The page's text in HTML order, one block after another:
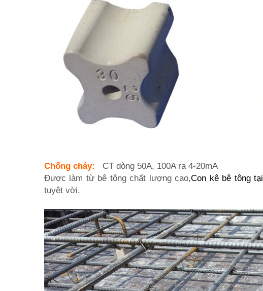
Chống cháy:
CT dòng 50A, 100A ra 4-20mA
Được làm từ bê tông chất lượng cao,Con kê bê tông tại
tuyệt vời.